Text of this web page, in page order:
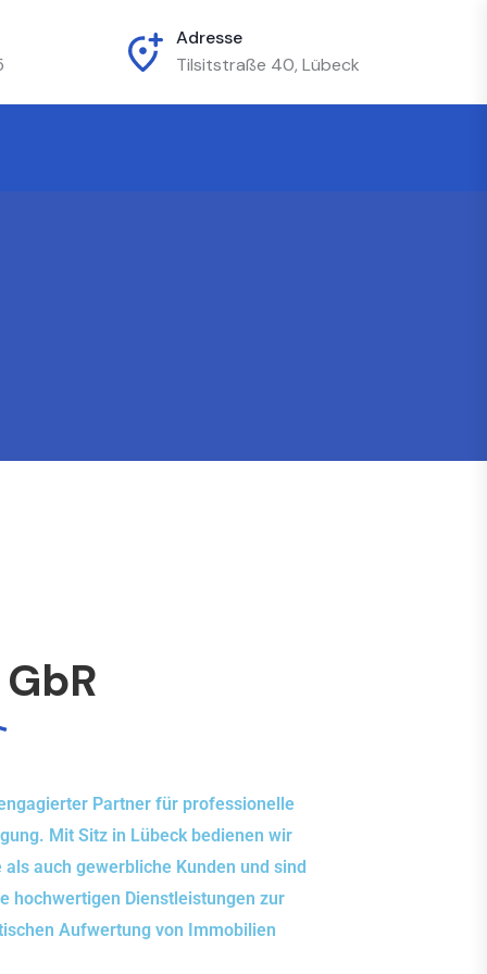
Adresse
Tilsitstraße 40, Lübeck
GbR
Partner für professionelle
Mit Sitz in Lübeck bedienen wir
auch gewerbliche Kunden und sind
hochwertigen Dienstleistungen zur
Aufwertung von Immobilien